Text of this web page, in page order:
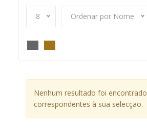
8 Ordenar por Nome
Nenhum resultado foi encontrado
correspondentes à sua selecção.